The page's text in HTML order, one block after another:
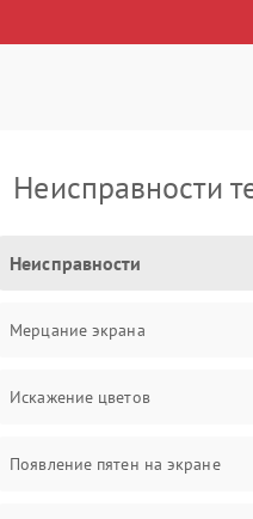
Неисправности
Неисправности
Мерцание экрана
Искажение цветов
Появление пятен на экране